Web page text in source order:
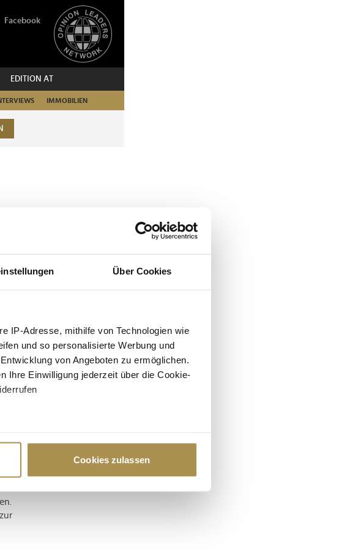
Über Cookies
IP-Adresse, mithilfe von Technologien wie
und so personalisierte Werbung und
von Angeboten zu ermöglichen.
Ihre Einwilligung jederzeit über die Cookie-
legen Sie Ihre Präferenzen im
für soziale Medien anbieten zu können
zu Ihrer Verwendung unserer
Partner führen diese Informationen
Cookies zulassen
Facebook
EDITION AT
IMMOBILIEN